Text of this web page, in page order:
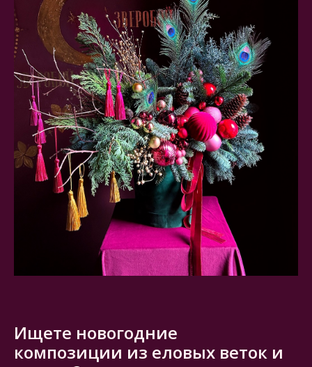
Ищете новогодние
композиции из еловых веток и